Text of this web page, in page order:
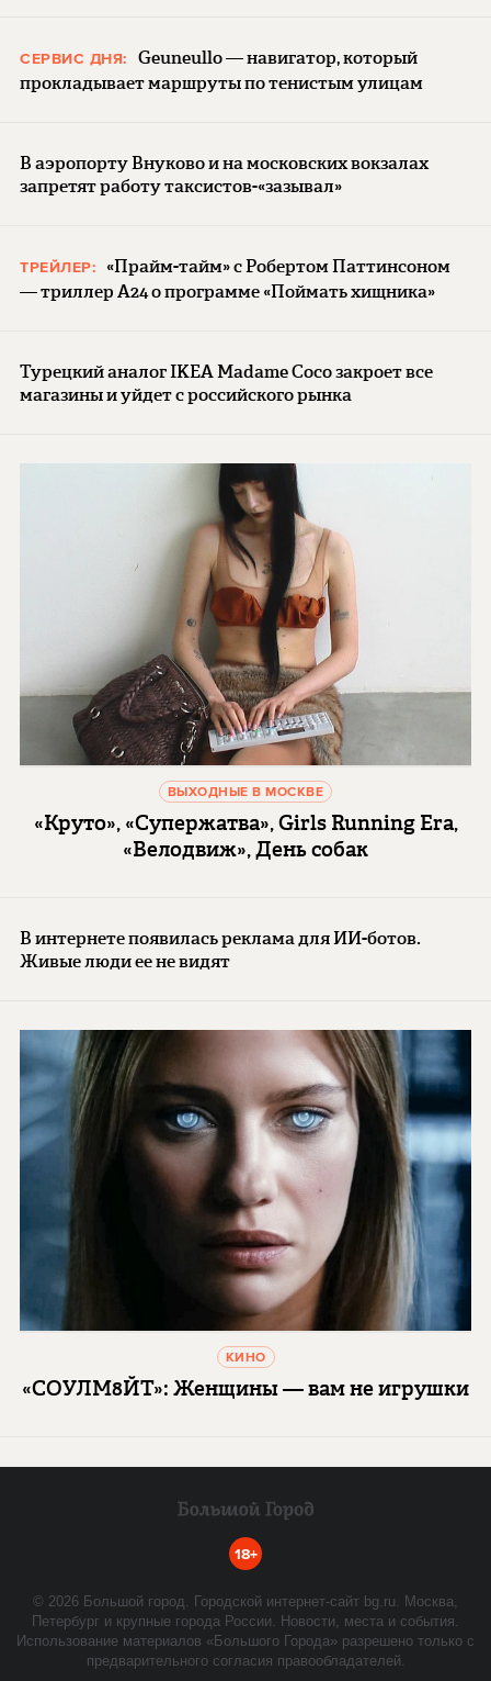
СЕРВИС ДНЯ:
Geuneullo — навигатор, который
прокладывает маршруты по тенистым улицам
В аэропорту Внуково и на московских вокзалах
запретят работу таксистов-«зазывал»
ТРЕЙЛЕР:
«Прайм-тайм» с Робертом Паттинсоном
— триллер A24 о программе «Поймать хищника»
Турецкий аналог IKEA Madame Coco закроет все
магазины и уйдет с российского рынка
ВЫХОДНЫЕ В МОСКВЕ
«Круто», «Супержатва», Girls Running Era,
«Велодвиж», День собак
В интернете появилась реклама для ИИ-ботов.
Живые люди ее не видят
КИНО
«СОУЛМ8ЙТ»: Женщины — вам не игрушки
18+
© 2026 Большой город. Городской интернет-сайт bg.ru. Москва,
Петербург и крупные города России. Новости, места и события.
Использование материалов «Большого Города» разрешено только с
предварительного согласия правообладателей.